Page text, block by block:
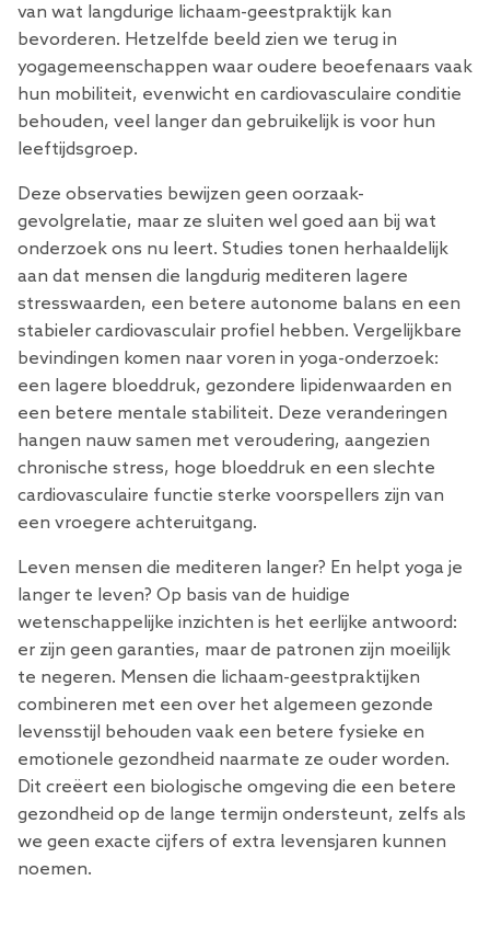
van wat langdurige lichaam-geestpraktijk kan
bevorderen. Hetzelfde beeld zien we terug in
yogagemeenschappen waar oudere beoefenaars vaak
hun mobiliteit, evenwicht en cardiovasculaire conditie
behouden, veel langer dan gebruikelijk is voor hun
leeftijdsgroep.
Deze observaties bewijzen geen oorzaak-
gevolgrelatie, maar ze sluiten wel goed aan bij wat
onderzoek ons ​​nu leert. Studies tonen herhaaldelijk
aan dat mensen die langdurig mediteren lagere
stresswaarden, een betere autonome balans en een
stabieler cardiovasculair profiel hebben. Vergelijkbare
bevindingen komen naar voren in yoga-onderzoek:
een lagere bloeddruk, gezondere lipidenwaarden en
een betere mentale stabiliteit. Deze veranderingen
hangen nauw samen met veroudering, aangezien
chronische stress, hoge bloeddruk en een slechte
cardiovasculaire functie sterke voorspellers zijn van
een vroegere achteruitgang.
Leven mensen die mediteren langer? En helpt yoga je
langer te leven? Op basis van de huidige
wetenschappelijke inzichten is het eerlijke antwoord:
er zijn geen garanties, maar de patronen zijn moeilijk
te negeren. Mensen die lichaam-geestpraktijken
combineren met een over het algemeen gezonde
levensstijl behouden vaak een betere fysieke en
emotionele gezondheid naarmate ze ouder worden.
Dit creëert een biologische omgeving die een betere
gezondheid op de lange termijn ondersteunt, zelfs als
we geen exacte cijfers of extra levensjaren kunnen
noemen.